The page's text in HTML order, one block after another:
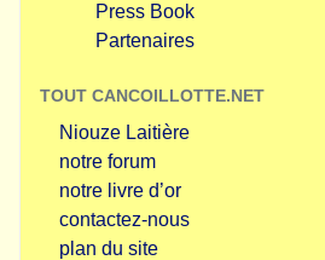
Press Book
Partenaires
TOUT CANCOILLOTTE.NET
Niouze Laitière
notre forum
notre livre d’or
contactez-nous
plan du site